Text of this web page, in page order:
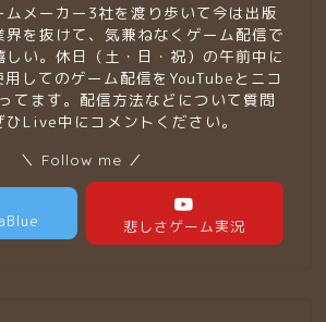
メーカー3社を渡り歩いて今は出版
を抜けて、気兼ねなくゲーム配信で
い。休日（土・日・祝）の午前中に
してのゲーム配信をYouTubeとニコ
てます。配信方法などについて質問
Live中にコメントください。
＼ Follow me ／